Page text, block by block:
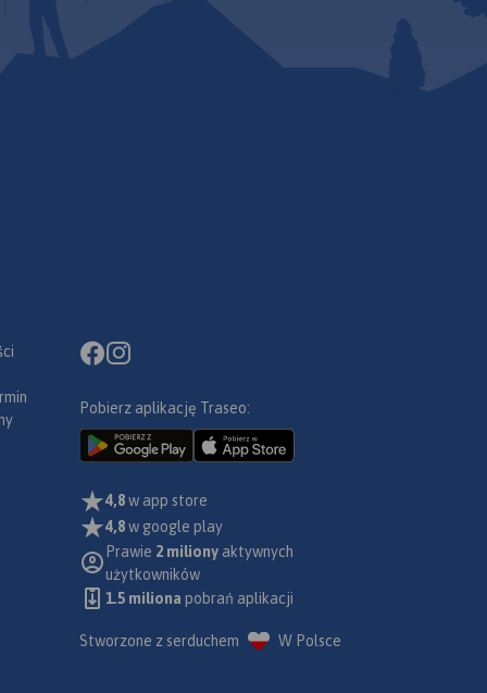
Pobierz aplikację Traseo:
4,8w app store
4,8w google play
Prawie 2 miliony aktywnych
użytkowników
1.5 miliona pobrań aplikacji
Stworzone z serduchem W Polsce